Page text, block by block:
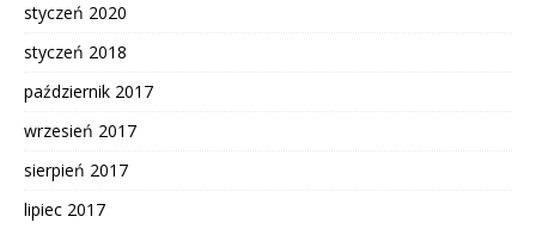
styczeń 2020
styczeń 2018
październik 2017
wrzesień 2017
sierpień 2017
lipiec 2017